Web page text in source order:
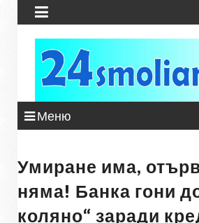

Меню
Умиране има,
няма! Банка гони
коляно“ заради